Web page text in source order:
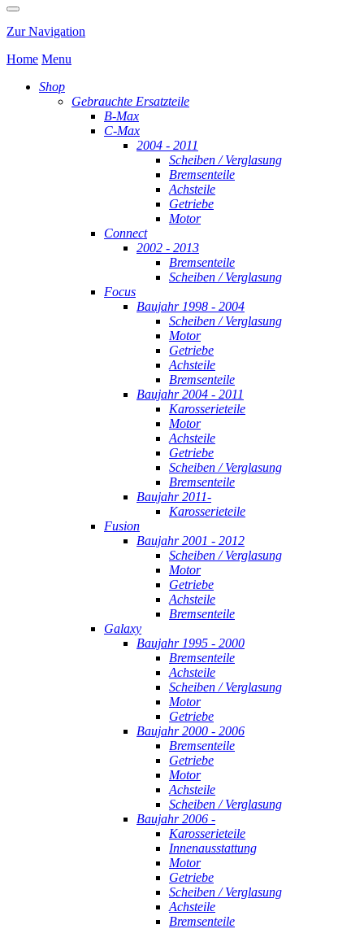
Zur Navigation
Home Menu
Shop
Gebrauchte Ersatzteile
B-Max
C-Max
2004 - 2011
Scheiben / Verglasung
Bremsenteile
Achsteile
Getriebe
Motor
Connect
2002 - 2013
Bremsenteile
Scheiben / Verglasung
Focus
Baujahr 1998 - 2004
Scheiben / Verglasung
Motor
Getriebe
Achsteile
Bremsenteile
Baujahr 2004 - 2011
Karosserieteile
Motor
Achsteile
Getriebe
Scheiben / Verglasung
Bremsenteile
Baujahr 2011-
Karosserieteile
Fusion
Baujahr 2001 - 2012
Scheiben / Verglasung
Motor
Getriebe
Achsteile
Bremsenteile
Galaxy
Baujahr 1995 - 2000
Bremsenteile
Achsteile
Scheiben / Verglasung
Motor
Getriebe
Baujahr 2000 - 2006
Bremsenteile
Getriebe
Motor
Achsteile
Scheiben / Verglasung
Baujahr 2006 -
Karosserieteile
Innenausstattung
Motor
Getriebe
Scheiben / Verglasung
Achsteile
Bremsenteile